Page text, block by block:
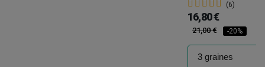
(6)
16,80 €
21,00 € -20%